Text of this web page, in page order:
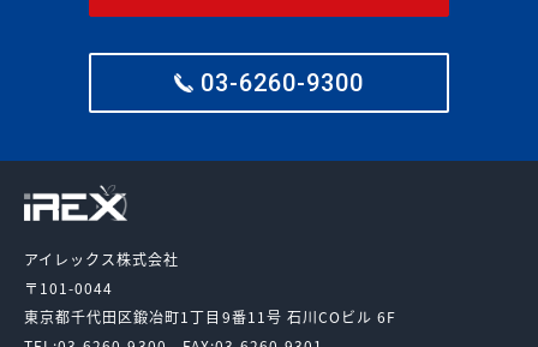
03-6260-9300
アイレックス株式会社
〒101-0044
東京都千代田区鍛冶町1丁目9番11号 石川COビル 6F